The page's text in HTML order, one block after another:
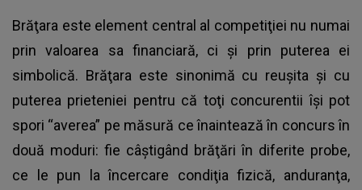
Brăţara este element central al competiţiei nu numai
prin valoarea sa financiară, ci şi prin puterea ei
simbolică. Brăţara este sinonimă cu reuşita şi cu
puterea prieteniei pentru că toţi concurentii îşi pot
spori “averea” pe măsură ce înaintează în concurs în
două moduri: fie câştigând brăţări în diferite probe,
ce le pun la încercare condiţia fizică, anduranţa,